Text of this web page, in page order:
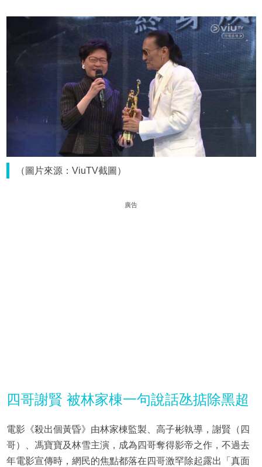
（圖片來源：ViuTV截圖）
廣告
四哥謝賢 被林家棟一句說話氹掂除黑超
電影《殺出個黃昏》由林家棟監製、高子彬執導，謝賢（四
哥）、馮寶寶及林雪主演，成為四哥奪得影帝之作，不過去
年電影宣傳時，網民的焦點都落在四哥激罕除起露出「真面